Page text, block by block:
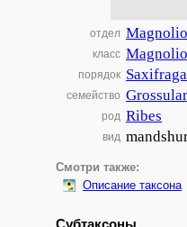
отдел
класс
порядок
семейство
род Ribes
вид
Смотри также:
Описание таксона
Субтаксоны